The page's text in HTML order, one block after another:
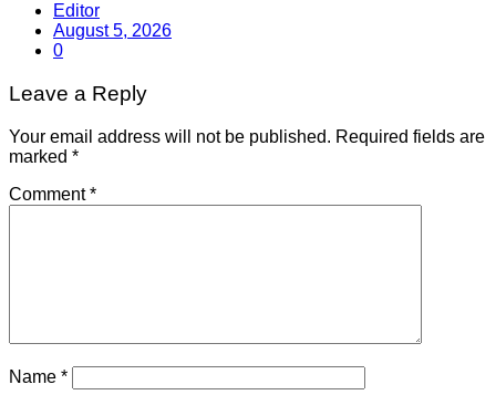
Editor
August 5, 2026
0
Leave a Reply
Your email address will not be published. Required fields are
marked *
Comment*
Name *